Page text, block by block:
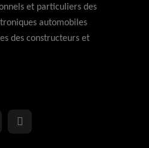
et particuliers des
automobiles
des constructeurs et